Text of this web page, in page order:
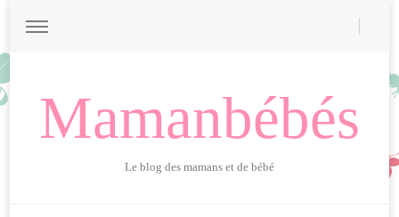
Mamanbébés
Le blog des mamans et de bébé